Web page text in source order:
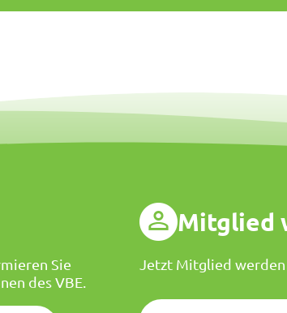
Sie
des VBE.
Mitglied
Jetzt Mitglied